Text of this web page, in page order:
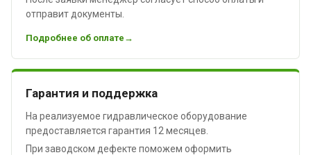
отправит документы.
Подробнее об оплате
Гарантия и поддержка
На реализуемое гидравлическое оборудование
предоставляется гарантия 12 месяцев.
При заводском дефекте поможем оформить